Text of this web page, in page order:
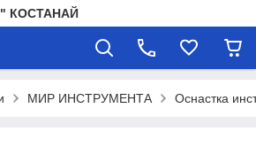
КОСТАНАЙ
МИР ИНСТРУМЕНТА Оснастка